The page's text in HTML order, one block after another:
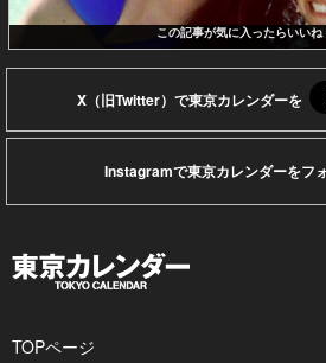
この記事が気に入ったらいいね
X（旧Twitter）で東京カレンダーを
Instagramで東京カレンダーをフ
TOPページ